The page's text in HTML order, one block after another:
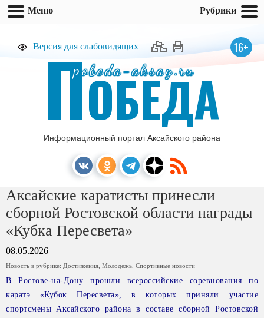
Версия для слабовидящих 16+
pobeda-aksay.ru
ПОБЕДА
Информационный портал Аксайского района
Аксайские каратисты принесли
сборной Ростовской области награды
«Кубка Пересвета»
08.05.2026
Новость в рубрике: Достижения Молодежь Спортивные новости
В Ростове-на-Дону прошли всероссийские соревнования по
каратэ «Кубок Пересвета», в которых приняли участие
спортсмены Аксайского района в составе сборной Ростовской
Меню Рубрики